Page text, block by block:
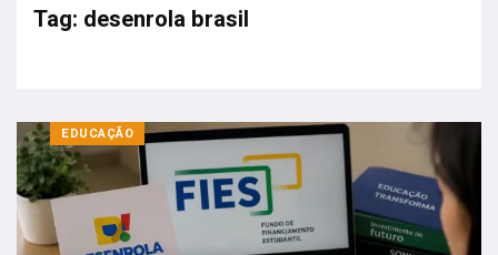
Tag: desenrola brasil
EDUCAÇÃO